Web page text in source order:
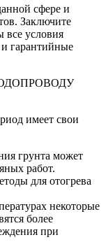
сфере и
Заключите
все условия
гарантийные
имеет свои
грунта может
работ.
для отогрева
некоторые
более
при